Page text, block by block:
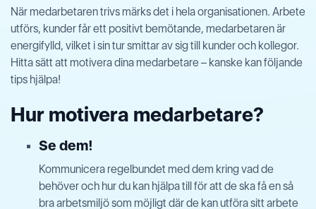
När medarbetaren trivs märks det i hela organisationen. Arbete
utförs, kunder får ett positivt bemötande, medarbetaren är
energifylld, vilket i sin tur smittar av sig till kunder och kollegor.
Hitta sätt att motivera dina medarbetare – kanske kan följande
tips hjälpa!
Hur motivera medarbetare?
Se dem!
Kommunicera regelbundet med dem kring vad de
behöver och hur du kan hjälpa till för att de ska få en så
bra arbetsmiljö som möjligt där de kan utföra sitt arbete